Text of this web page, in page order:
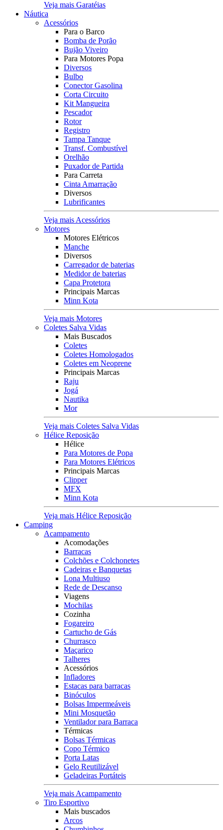
Veja mais Garatéias
Náutica
Acessórios
Para o Barco
Bomba de Porão
Bujão Viveiro
Para Motores Popa
Diversos
Bulbo
Conector Gasolina
Corta Circuito
Kit Mangueira
Pescador
Rotor
Registro
Tampa Tanque
Transf. Combustível
Orelhão
Puxador de Partida
Para Carreta
Cinta Amarração
Diversos
Lubrificantes
Veja mais Acessórios
Motores
Motores Elétricos
Manche
Diversos
Carregador de baterias
Medidor de baterias
Capa Protetora
Principais Marcas
Minn Kota
Veja mais Motores
Coletes Salva Vidas
Mais Buscados
Coletes
Coletes Homologados
Coletes em Neoprene
Principais Marcas
Raju
Jogá
Nautika
Mor
Veja mais Coletes Salva Vidas
Hélice Reposição
Hélice
Para Motores de Popa
Para Motores Elétricos
Principais Marcas
Clipper
MFX
Minn Kota
Veja mais Hélice Reposição
Camping
Acampamento
Acomodações
Barracas
Colchões e Colchonetes
Cadeiras e Banquetas
Lona Multiuso
Rede de Descanso
Viagens
Mochilas
Cozinha
Fogareiro
Cartucho de Gás
Churrasco
Maçarico
Talheres
Acessórios
Infladores
Estacas para barracas
Binóculos
Bolsas Impermeáveis
Mini Mosquetão
Ventilador para Barraca
Térmicas
Bolsas Térmicas
Copo Térmico
Porta Latas
Gelo Reutilizável
Geladeiras Portáteis
Veja mais Acampamento
Tiro Esportivo
Mais buscados
Arcos